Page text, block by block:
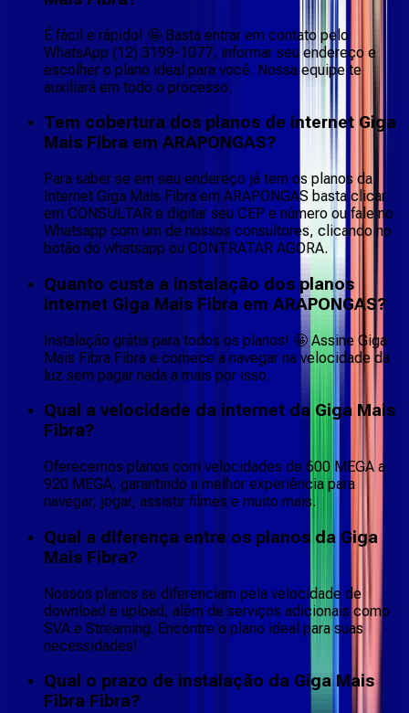
É fácil e rápido! 🤩 Basta entrar em contato pelo
WhatsApp (12) 3199-1077, informar seu endereço e
escolher o plano ideal para você. Nossa equipe te
auxiliará em todo o processo.
Tem cobertura dos planos de internet Giga
Mais Fibra em ARAPONGAS?
Para saber se em seu endereço já tem os planos da
Internet Giga Mais Fibra em ARAPONGAS basta clicar
em CONSULTAR e digitar seu CEP e número ou fale no
Whatsapp com um de nossos consultores, clicando no
botão do whatsapp ou CONTRATAR AGORA.
Quanto custa a instalação dos planos
Internet Giga Mais Fibra em ARAPONGAS?
Instalação grátis para todos os planos! 🤩 Assine Giga
Mais Fibra Fibra e comece a navegar na velocidade da
luz sem pagar nada a mais por isso.
Qual a velocidade da internet da Giga Mais
Fibra?
Oferecemos planos com velocidades de 600 MEGA a
920 MEGA, garantindo a melhor experiência para
navegar, jogar, assistir filmes e muito mais.
Qual a diferença entre os planos da Giga
Mais Fibra?
Nossos planos se diferenciam pela velocidade de
download e upload, além de serviços adicionais como
SVA e Streaming. Encontre o plano ideal para suas
necessidades!
Qual o prazo de instalação da Giga Mais
Fibra Fibra?